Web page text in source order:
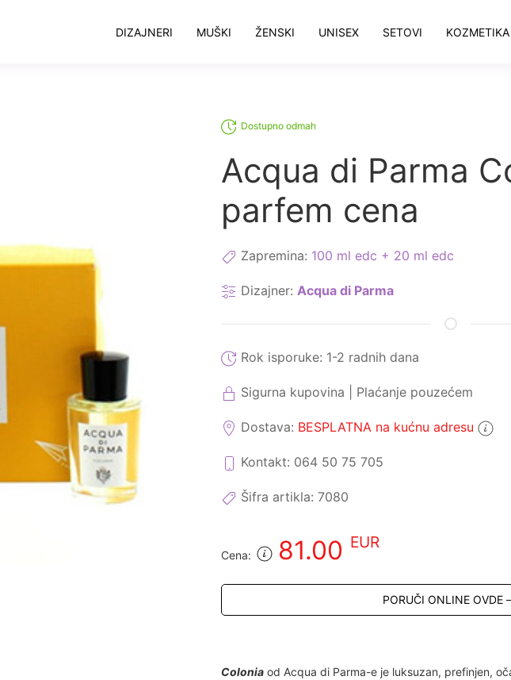
DIZAJNERI MUŠKI ŽENSKI UNISEX SETOVI KOZMETIKA
Dostupno odmah
Acqua di Parma
parfem cena
Zapremina: 100 ml edc + 20 ml edc
Dizajner: Acqua di Parma
Rok isporuke: 1-2 radnih dana
Sigurna kupovina | Plaćanje pouzećem
Dostava: BESPLATNA na kućnu adresu
Kontakt: 064 50 75 705
Šifra artikla: 7080
Cena: 81.00 EUR
PORUČI ONLINE OVDE
Colonia od Acqua di Parma-e je luksuzan, prefinjen,